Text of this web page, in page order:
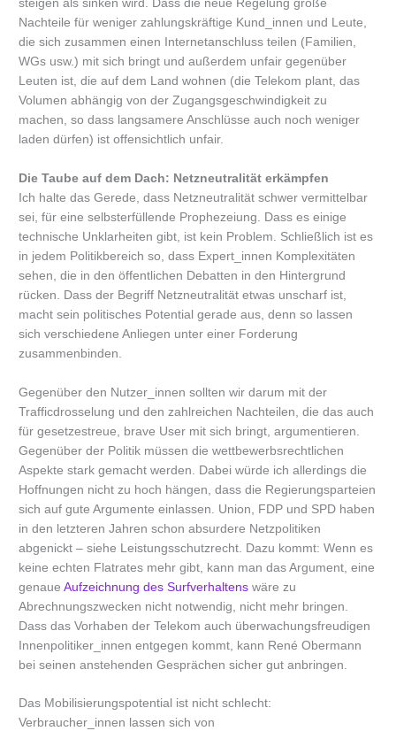
steigen als sinken wird. Dass die neue Regelung große
Nachteile für weniger zahlungskräftige Kund_innen und Leute,
die sich zusammen einen Internetanschluss teilen (Familien,
WGs usw.) mit sich bringt und außerdem unfair gegenüber
Leuten ist, die auf dem Land wohnen (die Telekom plant, das
Volumen abhängig von der Zugangsgeschwindigkeit zu
machen, so dass langsamere Anschlüsse auch noch weniger
laden dürfen) ist offensichtlich unfair.
Die Taube auf dem Dach: Netzneutralität erkämpfen
Ich halte das Gerede, dass Netzneutralität schwer vermittelbar
sei, für eine selbsterfüllende Prophezeiung. Dass es einige
technische Unklarheiten gibt, ist kein Problem. Schließlich ist es
in jedem Politikbereich so, dass Expert_innen Komplexitäten
sehen, die in den öffentlichen Debatten in den Hintergrund
rücken. Dass der Begriff Netzneutralität etwas unscharf ist,
macht sein politisches Potential gerade aus, denn so lassen
sich verschiedene Anliegen unter einer Forderung
zusammenbinden.
Gegenüber den Nutzer_innen sollten wir darum mit der
Trafficdrosselung und den zahlreichen Nachteilen, die das auch
für gesetzestreue, brave User mit sich bringt, argumentieren.
Gegenüber der Politik müssen die wettbewerbsrechtlichen
Aspekte stark gemacht werden. Dabei würde ich allerdings die
Hoffnungen nicht zu hoch hängen, dass die Regierungsparteien
sich auf gute Argumente einlassen. Union, FDP und SPD haben
in den letzteren Jahren schon absurdere Netzpolitiken
abgenickt – siehe Leistungsschutzrecht. Dazu kommt: Wenn es
keine echten Flatrates mehr gibt, kann man das Argument, eine
genaueAufzeichnung des Surfverhaltens wäre zu
Abrechnungszwecken nicht notwendig, nicht mehr bringen.
Dass das Vorhaben der Telekom auch überwachungsfreudigen
Innenpolitiker_innen entgegen kommt, kann René Obermann
bei seinen anstehenden Gesprächen sicher gut anbringen.
Das Mobilisierungspotential ist nicht schlecht:
Verbraucher_innen lassen sich von